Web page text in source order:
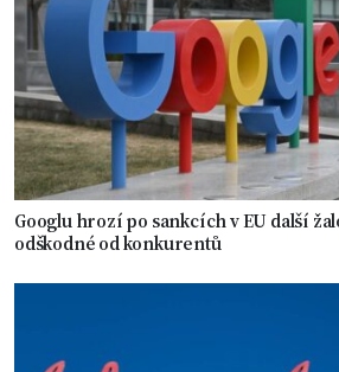
Googlu hrozí po sankcích v EU další
odškodné od konkurentů